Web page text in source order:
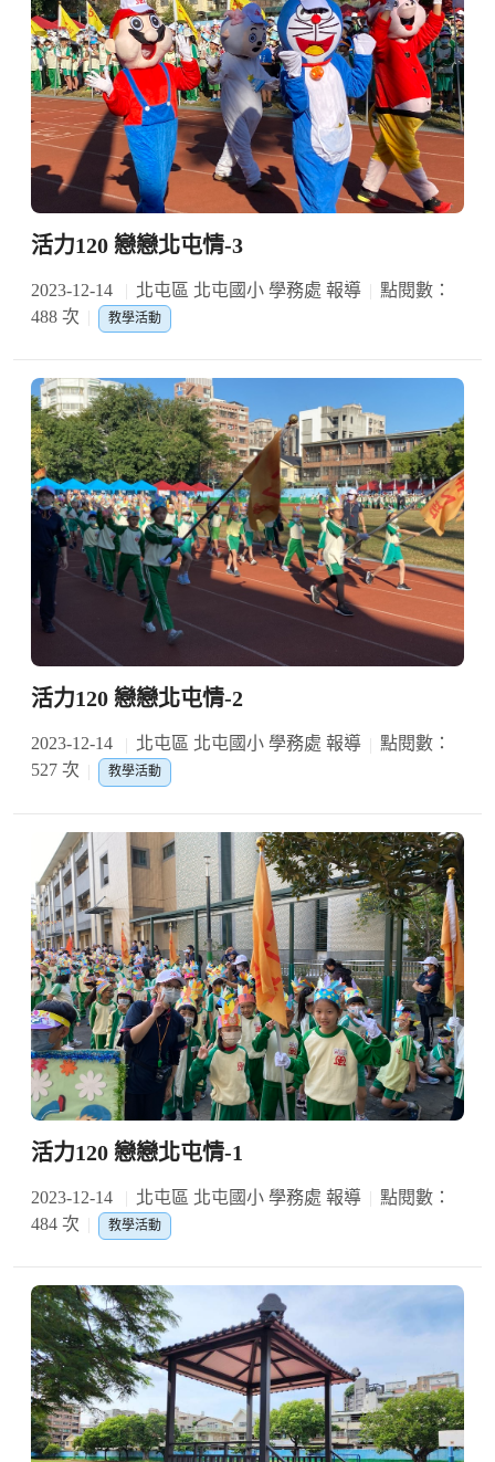
活力120 戀戀北屯情-3
2023-12-14 北屯區 北屯國小 學務處 報導
點閱數：
488 次
教學活動
活力120 戀戀北屯情-2
2023-12-14 北屯區 北屯國小 學務處 報導
點閱數：
527 次
教學活動
活力120 戀戀北屯情-1
2023-12-14 北屯區 北屯國小 學務處 報導
點閱數：
484 次
教學活動